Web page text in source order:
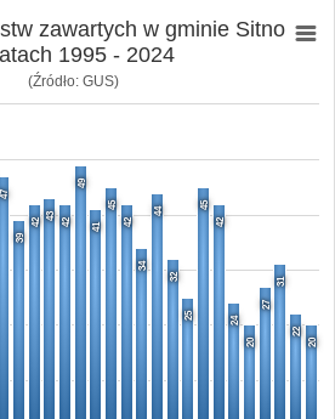
zawartych w gminie Sitno
1995 - 2024
(Źródło: GUS)
47
39
42
43
42
49
41
45
42
34
44
32
25
45
42
24
20
27
31
22
20